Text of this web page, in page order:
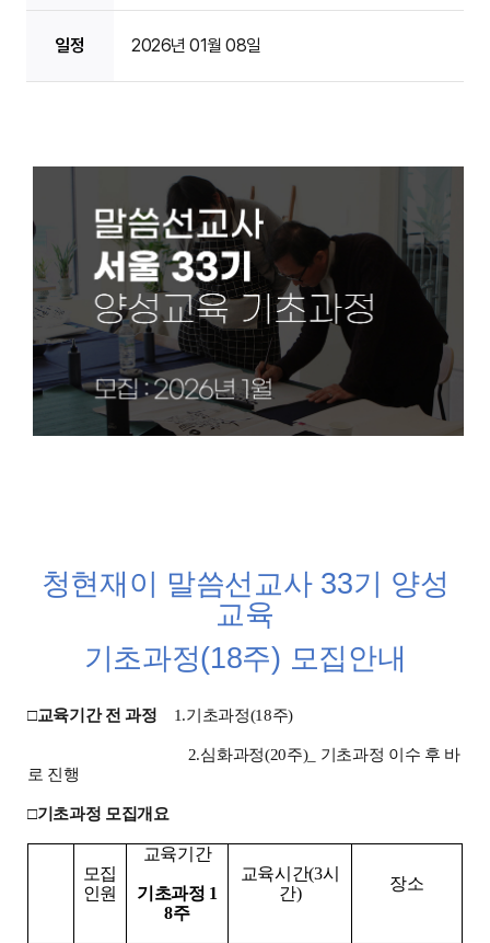
일정 2026년 01월 08일
청현재이 말씀선교사33기 양성
교육
기초과정(18주) 모집안내
□교육기간 전 과정 1.기초과정(18주)
2.심화과정(20주)_ 기초과정 이수 후 바
로 진행
□기초과정 모집개요
모집
인원
교육기간
기초과정 1
8주
교육시간(3시
간)
장소